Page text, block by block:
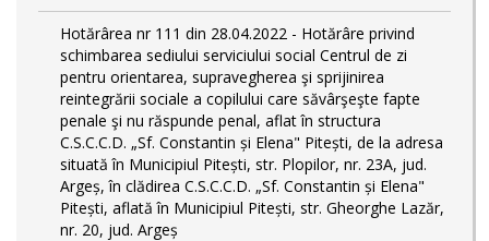
Hotărârea nr 111 din 28.04.2022 - Hotărâre privind
schimbarea sediului serviciului social Centrul de zi
pentru orientarea, supravegherea şi sprijinirea
reintegrării sociale a copilului care săvârşeşte fapte
penale şi nu răspunde penal, aflat în structura
C.S.C.C.D. „Sf. Constantin și Elena" Pitești, de la adresa
situată în Municipiul Pitești, str. Plopilor, nr. 23A, jud.
Argeș, în clădirea C.S.C.C.D. „Sf. Constantin și Elena"
Pitești, aflată în Municipiul Pitești, str. Gheorghe Lazăr,
nr. 20, jud. Argeș